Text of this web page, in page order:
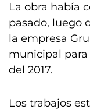
La obra había
pasado, luego
la empresa
municipal
del 2017.
Los trabajos